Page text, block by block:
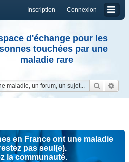
Connexion
Inscription
d'échange pour les
touchées par une
maladie rare
en France ont une maladie
pas seul(e).
la communauté.